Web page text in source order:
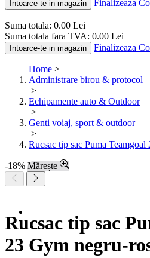
Intoarce-te in magazin Finalizeaza
Suma totala: 0.00 Lei
Suma totala fara TVA: 0.00 Lei
Intoarce-te in magazin Finalizeaza
Home >
Administrare birou & protocol
>
Echipamente auto & Outdoor
>
Genti voiaj, sport & outdoor
>
Rucsac tip sac Puma
-18% Mărește
Rucsac tip sac
23 Gym negru-